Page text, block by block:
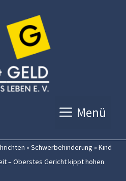
Menü
» Schwerbehinderung » Kind
– Oberstes Gericht kippt hohen